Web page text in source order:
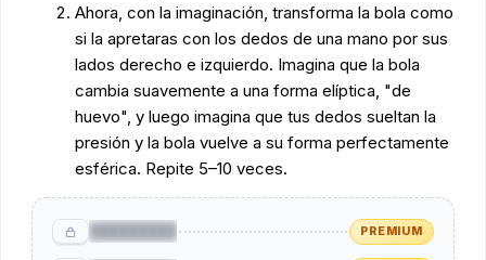
Ahora, con la imaginación, transforma la bola como
si la apretaras con los dedos de una mano por sus
lados derecho e izquierdo. Imagina que la bola
cambia suavemente a una forma elíptica, "de
huevo", y luego imagina que tus dedos sueltan la
presión y la bola vuelve a su forma perfectamente
esférica. Repite 5–10 veces.
PREMIUM